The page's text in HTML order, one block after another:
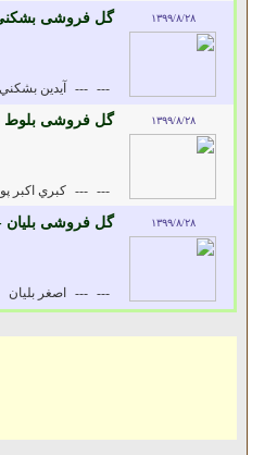
۱۳۹۹/۸/۲۸ گل فروشی
---
--- آيدين بشکني
۱۳۹۹/۸/۲۸ گل فروشی بلوط
---
--- کبري اکبر
۱۳۹۹/۸/۲۸ گل فروشی بلیان
---
--- اصغر بليان